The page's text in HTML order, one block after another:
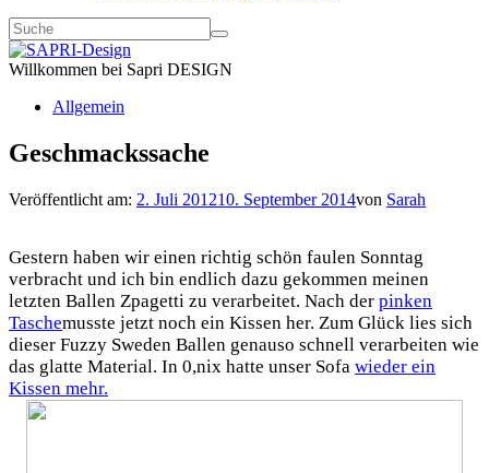
Willkommen bei Sapri DESIGN
Allgemein
Geschmackssache
Veröffentlicht am: 2. Juli 201210. September 2014von Sarah
Gestern haben wir einen richtig schön faulen Sonntag
verbracht und ich bin endlich dazu gekommen meinen
letzten Ballen Zpagetti zu verarbeitet. Nach der pinken
Taschemusste jetzt noch ein Kissen her. Zum Glück lies sich
dieser Fuzzy Sweden Ballen genauso schnell verarbeiten wie
das glatte Material. In 0,nix hatte unser Sofa wieder ein
Kissen mehr.